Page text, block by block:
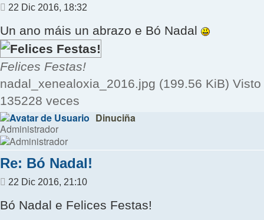
Mensaje
22 Dic 2016, 18:32
Un ano máis un abrazo e Bó Nadal
Felices Festas!
nadal_xenealoxia_2016.jpg (199.56 KiB) Visto
135228 veces
Dinuciña
Administrador
Re: Bó Nadal!
Mensaje
22 Dic 2016, 21:10
Bó Nadal e Felices Festas!